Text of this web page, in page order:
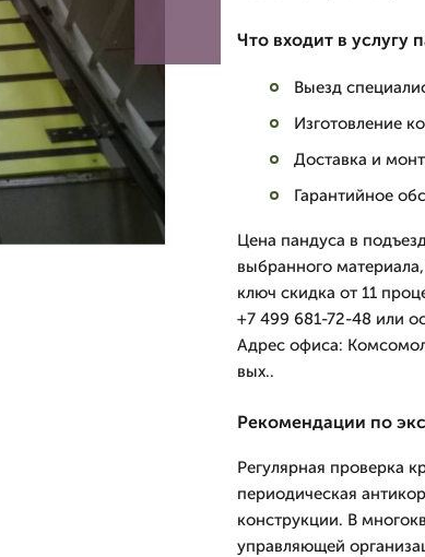
Что входит в услугу
Выезд
Изготовление
Доставка и
Гарантийное
Цена пандуса в
выбранного
ключ скидка от 11
+7 499 681-72-48 или
Адрес офиса:
вых..
Рекомендации по
Регулярная проверка
периодическая
конструкции. В
управляющей